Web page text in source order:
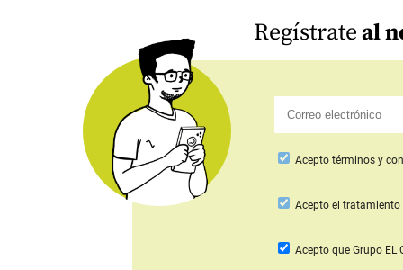
Regístrateal
Acepto términos y
Aceptoel tratamiento
Acepto que Grupo EL